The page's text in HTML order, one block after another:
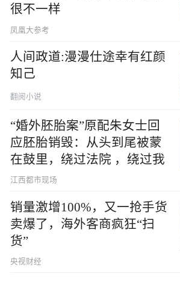
很不一样
凤凰大参考
人间政道:漫漫仕途幸有红颜
知己
翻阅小说
“婚外胚胎案”原配朱女士回
应胚胎销毁：从头到尾被蒙
在鼓里，绕过法院 ，绕过我
江西都市现场
销量激增100%，又一抢手货
卖爆了，海外客商疯狂“扫
货”
央视财经